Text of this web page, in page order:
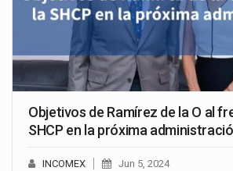
Objetivos de Ramírez de la O al
SHCP en la próxima
INCOMEX Jun 5, 2024